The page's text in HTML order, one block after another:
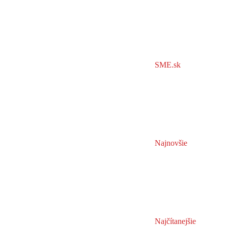
SME.sk
Najnovšie
Najčítanejšie